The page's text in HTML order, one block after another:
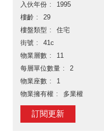
入伙年份
1995
樓齡
29
樓盤類型
住宅
街號
41c
物業層數
11
每層單位數量
2
物業座數
1
物業擁有權
多業權
訂閱更新